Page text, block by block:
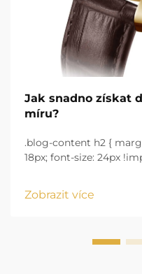
Jak snadno získat
míru?
.blog-content h2 {
18px; font-size: 24px
w...
Zobrazit více